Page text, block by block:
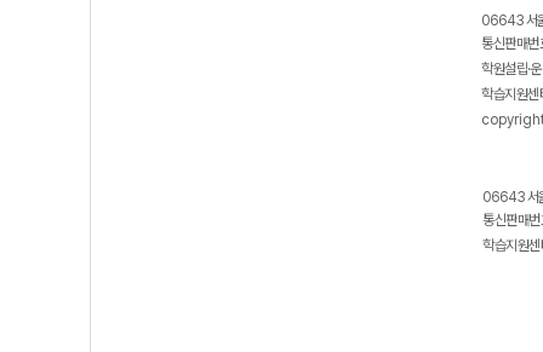
06643 서
통신판매
학원설립·
학습지원
06643 서
통신판매
학습지원